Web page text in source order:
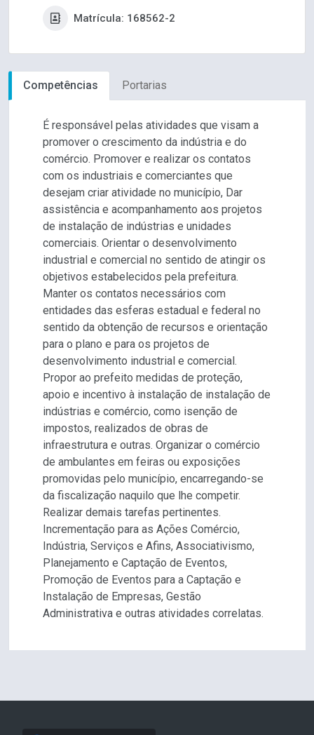
Matrícula: 168562-2
Competências Portarias
É responsável pelas atividades que visam a
promover o crescimento da indústria e do
comércio. Promover e realizar os contatos
com os industriais e comerciantes que
desejam criar atividade no município, Dar
assistência e acompanhamento aos projetos
de instalação de indústrias e unidades
comerciais. Orientar o desenvolvimento
industrial e comercial no sentido de atingir os
objetivos estabelecidos pela prefeitura.
Manter os contatos necessários com
entidades das esferas estadual e federal no
sentido da obtenção de recursos e orientação
para o plano e para os projetos de
desenvolvimento industrial e comercial.
Propor ao prefeito medidas de proteção,
apoio e incentivo à instalação de instalação de
indústrias e comércio, como isenção de
impostos, realizados de obras de
infraestrutura e outras. Organizar o comércio
de ambulantes em feiras ou exposições
promovidas pelo município, encarregando-se
da fiscalização naquilo que lhe competir.
Realizar demais tarefas pertinentes.
Incrementação para as Ações Comércio,
Indústria, Serviços e Afins, Associativismo,
Planejamento e Captação de Eventos,
Promoção de Eventos para a Captação e
Instalação de Empresas, Gestão
Administrativa e outras atividades correlatas.